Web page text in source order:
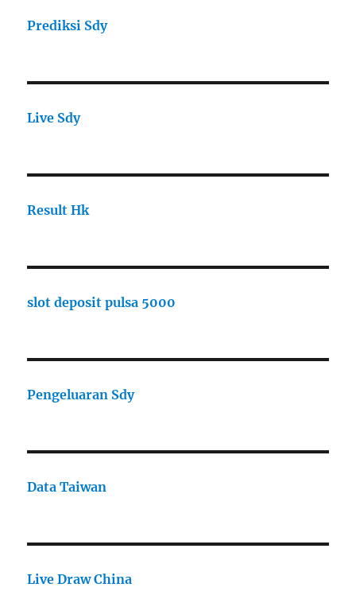
Prediksi Sdy
Live Sdy
Result Hk
slot deposit pulsa 5000
Pengeluaran Sdy
Data Taiwan
Live Draw China